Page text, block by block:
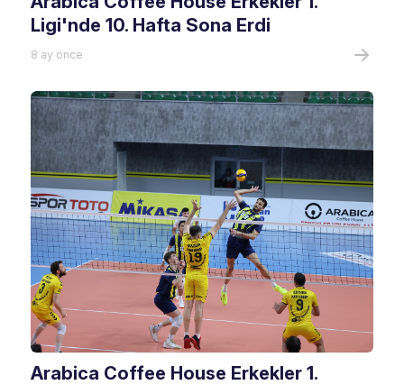
Ligi'nde 10. Hafta Sona Erdi
8 ay önce
Arabica Coffee House Erkekler 1.